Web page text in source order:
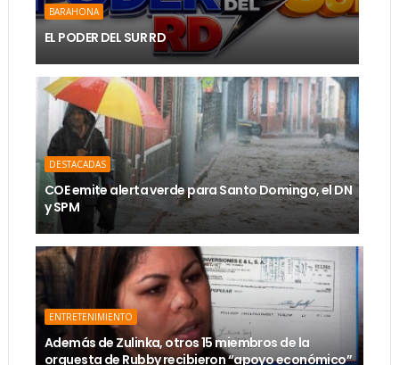
BARAHONA
EL PODER DEL SUR RD
DESTACADAS
COE emite alerta verde para Santo Domingo, el DN
y SPM
ENTRETENIMIENTO
Además de Zulinka, otros 15 miembros de la
orquesta de Rubby recibieron “apoyo económico”